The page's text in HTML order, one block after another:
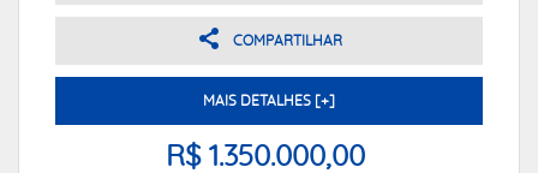
COMPARTILHAR
MAIS DETALHES [+]
R$ 1.350.000,00